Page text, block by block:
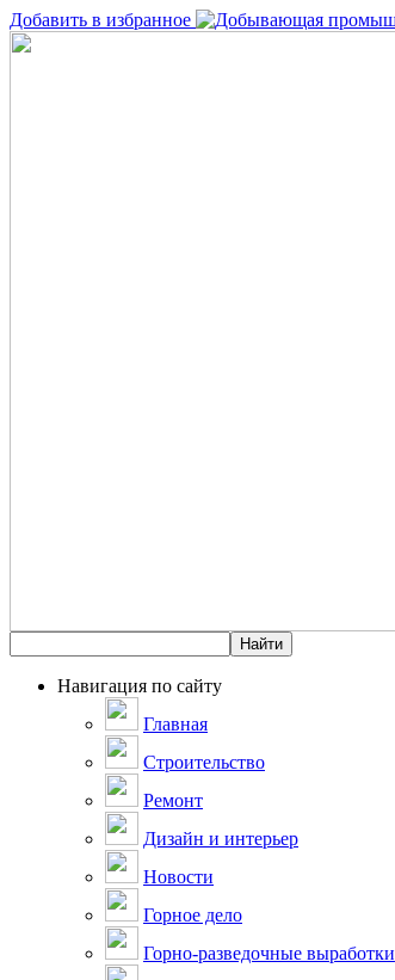
Добавить в избранное
Навигация по сайту
Главная
Строительство
Ремонт
Дизайн и интерьер
Новости
Горное дело
Горно-разведочные выработки